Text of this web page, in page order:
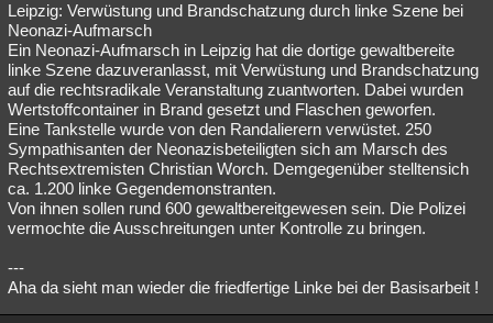
Leipzig: Verwüstung und Brandschatzung durch linke Szene bei
Neonazi-Aufmarsch
Ein Neonazi-Aufmarsch in Leipzig hat die dortige gewaltbereite
linke Szene dazuveranlasst, mit Verwüstung und Brandschatzung
auf die rechtsradikale Veranstaltung zuantworten. Dabei wurden
Wertstoffcontainer in Brand gesetzt und Flaschen geworfen.
Eine Tankstelle wurde von den Randalierern verwüstet. 250
Sympathisanten der Neonazisbeteiligten sich am Marsch des
Rechtsextremisten Christian Worch. Demgegenüber stelltensich
ca. 1.200 linke Gegendemonstranten.
Von ihnen sollen rund 600 gewaltbereitgewesen sein. Die Polizei
vermochte die Ausschreitungen unter Kontrolle zu bringen.
---
Aha da sieht man wieder die friedfertige Linke bei der Basisarbeit !